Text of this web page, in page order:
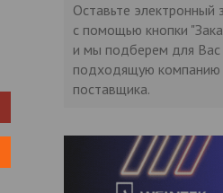
Оставьте электронный
с помощью кнопки
и мы подберем для Вас
подходящую компанию
поставщика.